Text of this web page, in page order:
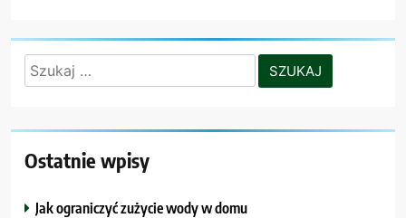
Szukaj:
Ostatnie wpisy
Jak ograniczyć zużycie wody w domu